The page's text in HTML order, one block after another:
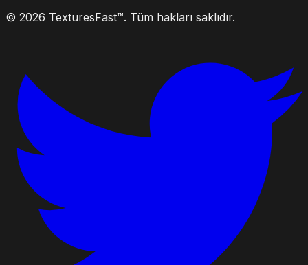
© 2026 TexturesFast™. Tüm hakları saklıdır.